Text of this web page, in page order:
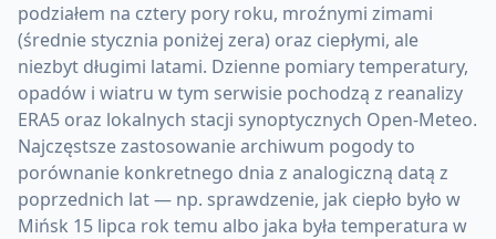
podziałem na cztery pory roku, mroźnymi zimami
(średnie stycznia poniżej zera) oraz ciepłymi, ale
niezbyt długimi latami. Dzienne pomiary temperatury,
opadów i wiatru w tym serwisie pochodzą z reanalizy
ERA5 oraz lokalnych stacji synoptycznych Open-Meteo.
Najczęstsze zastosowanie archiwum pogody to
porównanie konkretnego dnia z analogiczną datą z
poprzednich lat — np. sprawdzenie, jak ciepło było w
Mińsk 15 lipca rok temu albo jaka była temperatura w